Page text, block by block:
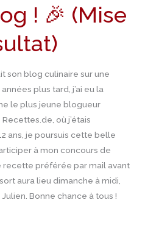
! 🎉 (Mise
son blog culinaire sur une
plus tard, j’ai eu la
le plus jeune blogueur
où j’étais
ans, je poursuis cette belle
à mon concours de
préférée par mail avant
aura lieu dimanche à midi,
Bonne chance à tous !